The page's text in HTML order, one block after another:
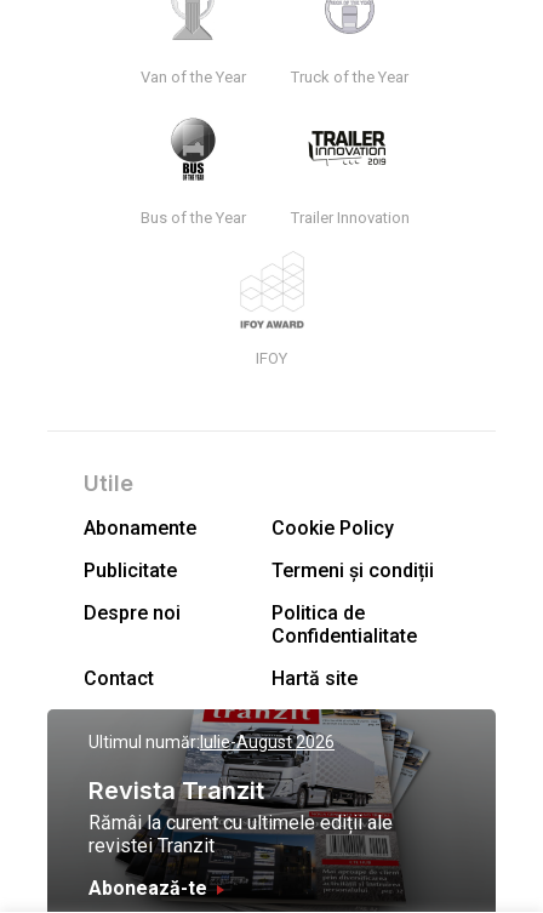
Van of the Year Truck of the Year
Bus of the Year Trailer Innovation
IFOY
Utile
Abonamente
Cookie Policy
Publicitate
Termeni și condiții
Despre noi
Politica de
Confidentialitate
Contact
Hartă site
Ultimul număr:Iulie-August 2026
Revista Tranzit
Rămâi la curent cu ultimele ediții ale
revistei Tranzit
Abonează-te